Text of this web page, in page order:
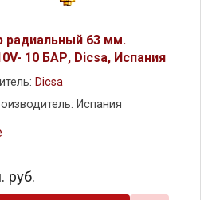
радиальный 63 мм.
10 БАР, Dicsa, Испания
Dicsa
Испания
руб.